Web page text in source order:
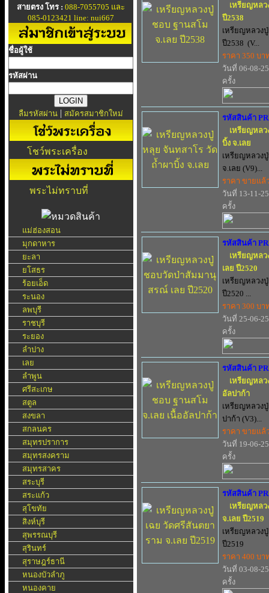
สายตรง โทร : 088-7055705 และ
085-0123421 line: nui667
ชื่อผู้ใช้
รหัสผ่าน
ลืมรหัสผ่าน | สมัครสมาชิกใหม่
โชว์พระเครื่อง
พระไม่ทราบที่
แม่ฮ่องสอน
มุกดาหาร
ยะลา
ยโสธร
ร้อยเอ็ด
ระนอง
ลพบุรี
ราชบุรี
ระยอง
ลำปาง
เลย
ลำพูน
ศรีสะเกษ
สตูล
สงขลา
สกลนคร
สมุทรปราการ
สมุทรสงคราม
สมุทรสาคร
สระบุรี
สระแก้ว
สุโขทัย
สิงห์บุรี
สุพรรณบุรี
สุรินทร์
สุราษฎร์ธานี
หนองบัวลำภู
หนองคาย
เหรียญหลว
ปี2538
เหรียญหลวง
ปี2538 (V...
ราคา 350 บา
วันที่ 06-08-
ครั้ง
รหัสสินค้า
เหรียญหลว
บิ้ง จ.เลย
เหรียญหลวง
จ.เลย (V9)...
ราคา ขายแล้
วันที่ 13-11-
ครั้ง
รหัสสินค้า
เหรียญหล
เลย ปี2520
เหรียญหลวง
ปี2520 ...
ราคา 300 บา
วันที่ 25-06-
ครั้ง
รหัสสินค้า
เหรียญหลว
อัลปาก้า
เหรียญหลวง
ปาก้า (V3)...
ราคา ขายแล้
วันที่ 19-06-
ครั้ง
รหัสสินค้า
เหรียญหลว
จ.เลย ปี2519
เหรียญหลวง
ปี2519
ราคา 400 บา
วันที่ 03-08-
ครั้ง